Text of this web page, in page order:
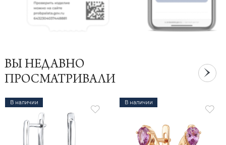
ВЫ НЕДАВНО
ПРОСМАТРИВАЛИ
В наличии В наличии